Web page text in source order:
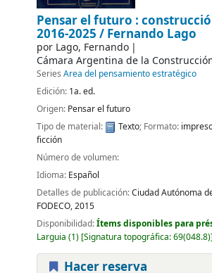
Pensar el futuro :
2016-2025 / Fernando Lago
por Lago, Fernando
Cámara Argentina de la
Series Area del pensamiento estratégico
Edición: 1a. ed.
Origen: Pensar el futuro
Tipo de material:
Texto; Formato:
ficción
Número de volumen:
Idioma: Español
Detalles de publicación:Ciudad Autónoma
FODECO,2015
Disponibilidad:Ítems disponibles para
Larguia (1) Signatura topográfica:69(048.8)
Hacer reserva